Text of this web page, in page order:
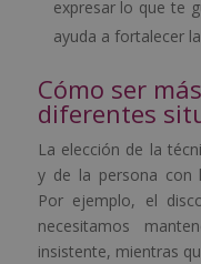
expresar lo que te
ayuda a fortalecer
Cómo ser
diferentes
La elección de la
y de la persona con
Por ejemplo, el
necesitamos
insistente, mientras